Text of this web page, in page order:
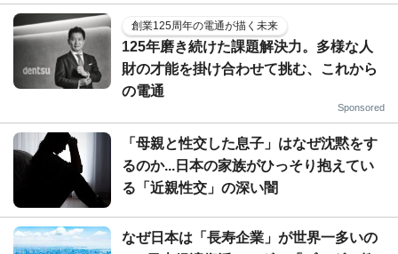
創業125周年の電通が描く未来
125年磨き続けた課題解決力。多様な人
財の才能を掛け合わせて挑む、これから
の電通
Sponsored
「母親と性交した息子」はなぜ沈黙をす
るのか...日本の家族がひっそり抱えてい
る「近親性交」の深い闇
なぜ日本は「長寿企業」が世界一多いの